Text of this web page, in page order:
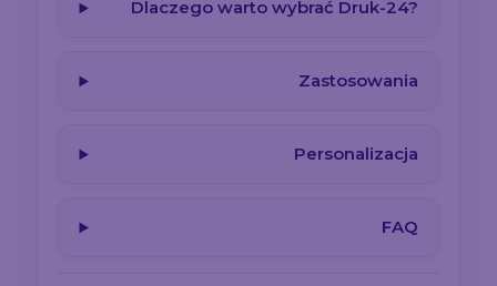
Dlaczego warto wybrać Druk-24?
Zastosowania
Personalizacja
FAQ